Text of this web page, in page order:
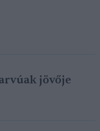
jövője